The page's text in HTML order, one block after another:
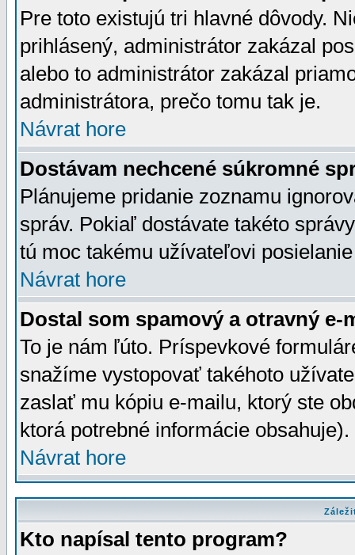
Pre toto existujú tri hlavné dôvody.
prihlásený, administrátor zakázal
alebo to administrátor zakázal
administrátora, prečo tomu tak je.
Návrat hore
Dostávam nechcené súkromné
Plánujeme pridanie zoznamu
správ. Pokiaľ dostávate takéto
tú moc takému užívateľovi
Návrat hore
Dostal som spamový a otravný e-
To je nám ľúto. Príspevkové
snažíme vystopovať takéhoto
zaslať mu kópiu e-mailu, ktorý ste
ktorá potrebné informácie
Návrat hore
Kto napísal tento program?